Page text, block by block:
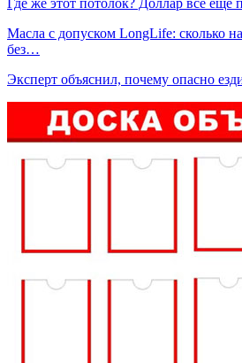
Масла с допуском LongLife: сколько
без…
Эксперт объяснил, почему опасно